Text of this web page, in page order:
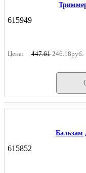
615949
Цена: 447.61 246.18руб.
Бальзам
615852